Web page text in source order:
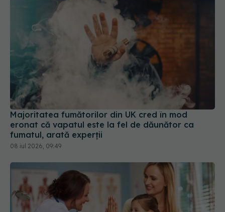
Majoritatea fumătorilor din UK cred în mod
eronat că vapatul este la fel de dăunător ca
fumatul, arată experții
08 iul 2026, 09:49